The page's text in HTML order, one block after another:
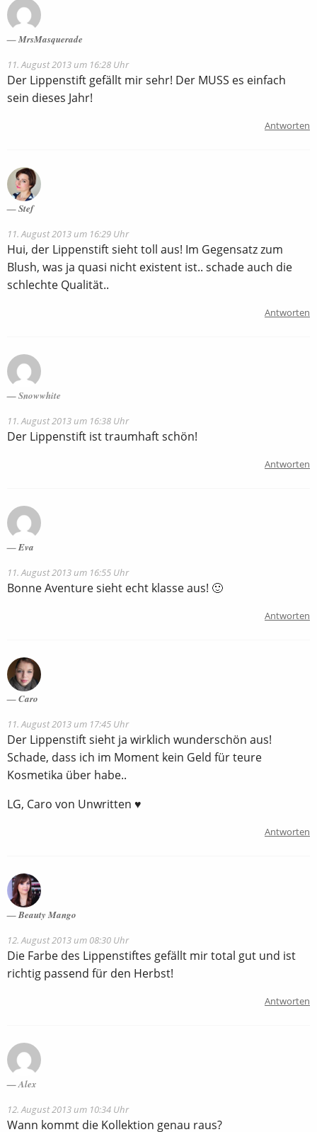
MrsMasquerade
11. August 2013 um 16:28 Uhr
Der Lippenstift gefällt mir sehr! Der MUSS es einfach
sein dieses Jahr!
Antworten
Stef
11. August 2013 um 16:29 Uhr
Hui, der Lippenstift sieht toll aus! Im Gegensatz zum
Blush, was ja quasi nicht existent ist.. schade auch die
schlechte Qualität..
Antworten
Snowwhite
11. August 2013 um 16:38 Uhr
Der Lippenstift ist traumhaft schön!
Antworten
Eva
11. August 2013 um 16:55 Uhr
Bonne Aventure sieht echt klasse aus! 🙂
Antworten
Caro
11. August 2013 um 17:45 Uhr
Der Lippenstift sieht ja wirklich wunderschön aus!
Schade, dass ich im Moment kein Geld für teure
Kosmetika über habe..
LG, Caro von Unwritten ♥
Antworten
Beauty Mango
12. August 2013 um 08:30 Uhr
Die Farbe des Lippenstiftes gefällt mir total gut und ist
richtig passend für den Herbst!
Antworten
Alex
12. August 2013 um 10:34 Uhr
Wann kommt die Kollektion genau raus?